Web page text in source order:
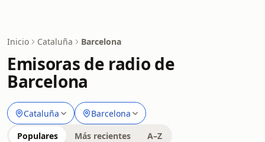
Inicio Cataluña Barcelona
Emisoras de radio de
Barcelona
Cataluña Barcelona
Populares Más recientes A–Z